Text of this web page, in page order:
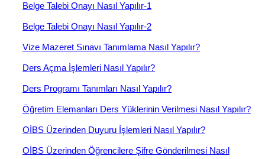
Belge Talebi Onayı Nasıl Yapılır-1
Belge Talebi Onayı Nasıl Yapılır-2
Vize Mazeret Sınavı Tanımlama Nasıl Yapılır?
Ders Açma İşlemleri Nasıl Yapılır?
Ders Programı Tanımları Nasıl Yapılır?
Öğretim Elemanları Ders Yüklerinin Verilmesi Nasıl Yapılır?
OİBS Üzerinden Duyuru İşlemleri Nasıl Yapılır?
OİBS Üzerinden Öğrencilere Şifre Gönderilmesi Nasıl